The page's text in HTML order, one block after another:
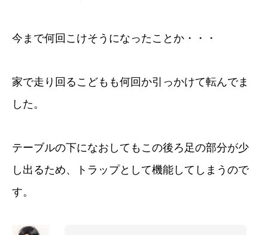
今まで何回こけそうになったことか・・・
家で走り回るこどもも何回か引っかけて転んでま
した。
テーブルの下になおしてもこの後ろ足の部分が少
し出るため、トラップとして機能してしまうので
す。